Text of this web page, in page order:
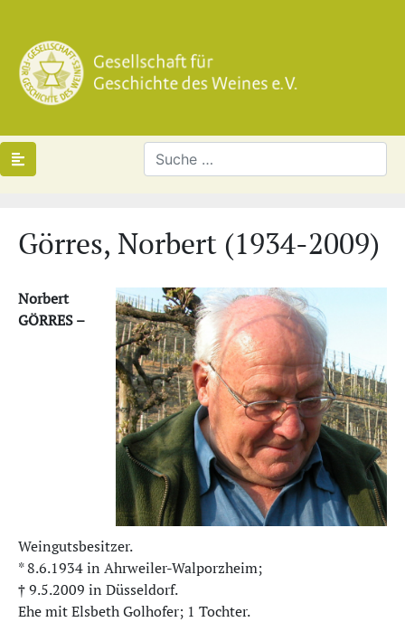
Görres, Norbert (1934-2009)
Norbert
GÖRRES –
Weingutsbesitzer.
* 8.6.1934 in Ahrweiler-Walporzheim;
† 9.5.2009 in Düsseldorf.
Ehe mit Elsbeth Golhofer; 1 Tochter.